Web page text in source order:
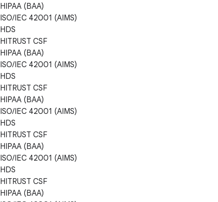
HIPAA (BAA)
ISO/IEC 42001 (AIMS)
HDS
HITRUST CSF
HIPAA (BAA)
ISO/IEC 42001 (AIMS)
HDS
HITRUST CSF
HIPAA (BAA)
ISO/IEC 42001 (AIMS)
HDS
HITRUST CSF
HIPAA (BAA)
ISO/IEC 42001 (AIMS)
HDS
HITRUST CSF
HIPAA (BAA)